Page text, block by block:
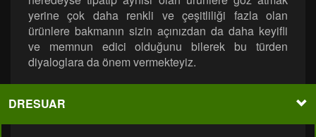
yerine çok daha renkli ve çeşitliliği fazla olan
ürünlere bakmanın sizin açınızdan da daha keyifli
ve memnun edici olduğunu bilerek bu türden
diyaloglara da önem vermekteyiz.
DRESUAR